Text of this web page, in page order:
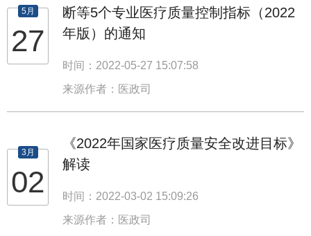
5月
27
断等5个专业医疗质量控制指标（2022
年版）的通知
时间：2022-05-27 15:07:58
来源作者：医政司
3月
02
《2022年国家医疗质量安全改进目标》
解读
时间：2022-03-02 15:09:26
来源作者：医政司